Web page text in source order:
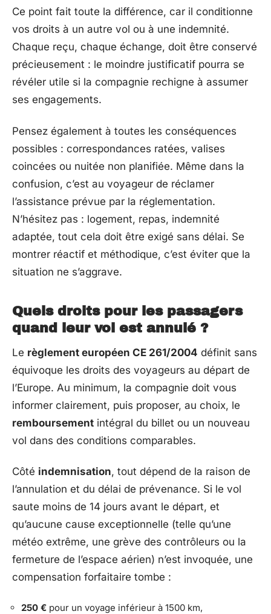
Ce point fait toute la différence, car il conditionne
vos droits à un autre vol ou à une indemnité.
Chaque reçu, chaque échange, doit être conservé
précieusement : le moindre justificatif pourra se
révéler utile si la compagnie rechigne à assumer
ses engagements.
Pensez également à toutes les conséquences
possibles : correspondances ratées, valises
coincées ou nuitée non planifiée. Même dans la
confusion, c’est au voyageur de réclamer
l’assistance prévue par la réglementation.
N’hésitez pas : logement, repas, indemnité
adaptée, tout cela doit être exigé sans délai. Se
montrer réactif et méthodique, c’est éviter que la
situation ne s’aggrave.
Quels droits pour les passagers
quand leur vol est annulé ?
Le règlement européen CE 261/2004 définit sans
équivoque les droits des voyageurs au départ de
l’Europe. Au minimum, la compagnie doit vous
informer clairement, puis proposer, au choix, le
remboursement intégral du billet ou un nouveau
vol dans des conditions comparables.
Côté indemnisation, tout dépend de la raison de
l’annulation et du délai de prévenance. Si le vol
saute moins de 14 jours avant le départ, et
qu’aucune cause exceptionnelle (telle qu’une
météo extrême, une grève des contrôleurs ou la
fermeture de l’espace aérien) n’est invoquée, une
compensation forfaitaire tombe :
250 € pour un voyage inférieur à 1500 km,